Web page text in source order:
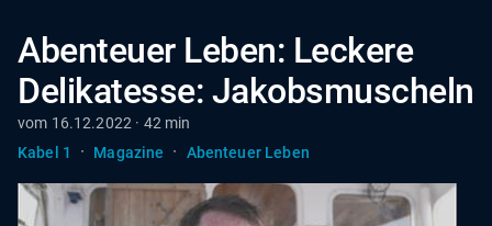
Abenteuer Leben: Leckere
Delikatesse: Jakobsmuscheln
vom 16.12.2022 · 42 min
Kabel 1
· Magazine · Abenteuer Leben